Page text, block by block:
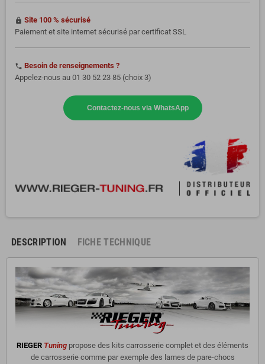
https Site 100 % sécurisé
Paiement et site internet sécurisé par certificat SSL
phone Besoin de renseignements ?
Appelez-nous au 01 30 52 23 85 (choix 3)
Contactez-nous via WhatsApp
DESCRIPTION FICHE TECHNIQUE
RIEGER Tuning propose des kits carrosserie complet et des éléments
de carrosserie comme par exemple des lames de pare-chocs